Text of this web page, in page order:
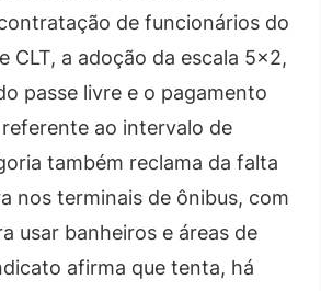
de funcionários do
CLT, a adoção da escala 5×2,
passe livre e o pagamento
ao intervalo de
também reclama da falta
nos terminais de ônibus, com
usar banheiros e áreas de
afirma que tenta, há